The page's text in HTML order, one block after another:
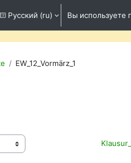
данные поисковой строки
Русский ‎(ru)‎ Вы используете
EW_12_Vormärz_1